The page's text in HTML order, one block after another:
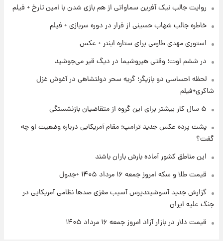
۱ روز پیش
شارژ جدید کالابرگ برای سه دهک؛ جزئیات اعلام
شد
۱ روز پیش
شرایط تازه فروش اقساطی سایپا اعلام شد؛
بلندمدت + جدول
سیگنال‌های جدید برای بازار طلا؛ پیش‌بینی
روایت جالب نیک آفرین سماواتی از هم بازی شدن با امین تارخ + فیلم
خاطره جالب شهاب حسینی از فرار در دوره سربازی + فیلم
استوری مهدی طارمی برای ستاره اینتر + عکس
در ششم اوت؛ وقتی هیروشیما در دیگ قیر می‌جوشید
لحظه احساسی دو بازیگر؛ گریه سحر دولتشاهی در آغوش غزل
شاکری+فیلم
۵ سال کار بیشتر برای این گروه از متقاضیان بازنشستگی
پشت پرده عکس جدید ترامپ؛ مقام آمریکایی درباره وضعیت او چه
گفت؟
این مناطق کشور آماده بارش باران باشند
قیمت طلا و سکه امروز جمعه ۱۶ مرداد ۱۴۰۵ +جدول
گزارش جدید آسوشیتدپرس آسیب مغزی صدها نظامی آمریکایی در
جنگ علیه ایران
قیمت دلار در بازار آزاد امروز جمعه ۱۶ مرداد ۱۴۰۵